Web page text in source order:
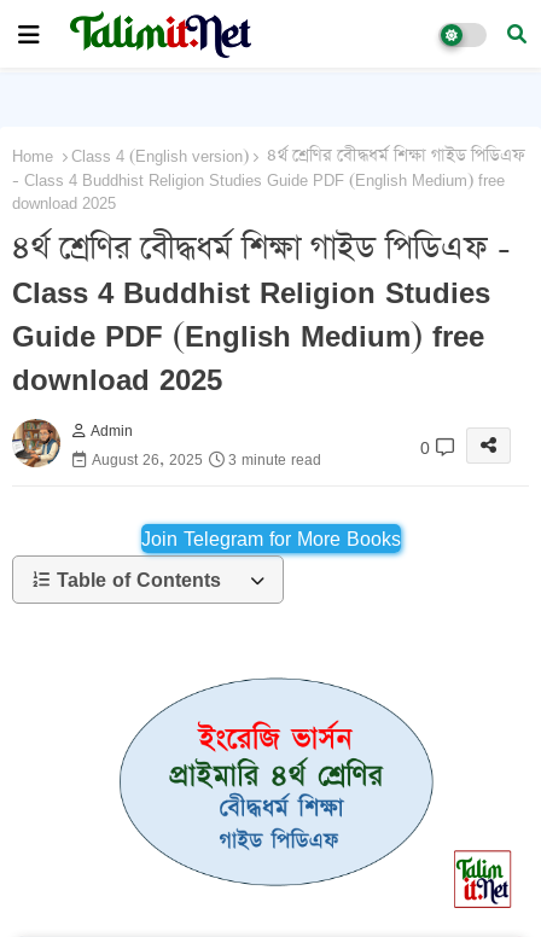
Home Class 4 (English version)
৪র্থ শ্রেণির বেীদ্ধধর্ম শিক্ষা গাইড পিডিএফ
- Class 4 Buddhist Religion Studies Guide PDF (English Medium) free
download 2025
৪র্থ শ্রেণির বেীদ্ধধর্ম শিক্ষা গাইড পিডিএফ -
Class 4 Buddhist Religion Studies
Guide PDF (English Medium) free
download 2025
Admin
August 26, 2025
3 minute read 0
Join Telegram for More Books
Table of Contents